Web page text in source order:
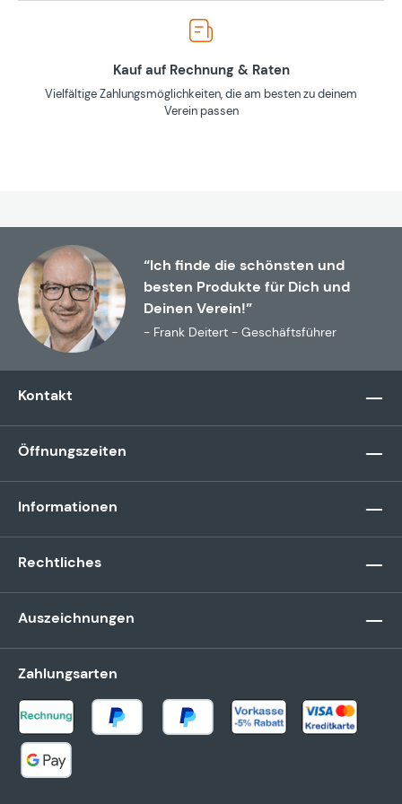
Kauf auf Rechnung & Raten
Vielfältige Zahlungsmöglichkeiten, die am besten zu deinem
Verein passen
“Ich finde die schönsten und
besten Produkte für Dich und
Deinen Verein!”
- Frank Deitert - Geschäftsführer
Kontakt
Öffnungszeiten
Informationen
Rechtliches
Auszeichnungen
Zahlungsarten